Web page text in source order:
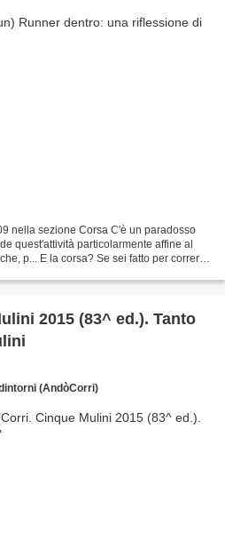
nella sezione Corsa C'è un paradosso
quest'attività particolarmente affine al
p... E la corsa? Se sei fatto per correre,
2015 (83^ ed.). Tanto
(AndòCorri)